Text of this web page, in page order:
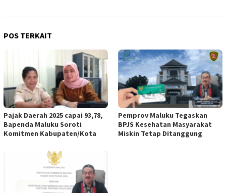
POS TERKAIT
Pajak Daerah 2025 capai 93,78,
Bapenda Maluku Soroti
Komitmen Kabupaten/Kota
Pemprov Maluku Tegaskan
BPJS Kesehatan Masyarakat
Miskin Tetap Ditanggung